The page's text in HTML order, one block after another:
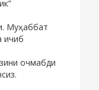
Муҳаббат
ичиб
очмабди